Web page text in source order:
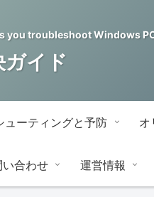
you troubleshoot Windows
イド
ューティングと予防 オ
い合わせ 運営情報